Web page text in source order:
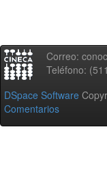
Correo:
Teléfono:
DSpace Software
Comentarios